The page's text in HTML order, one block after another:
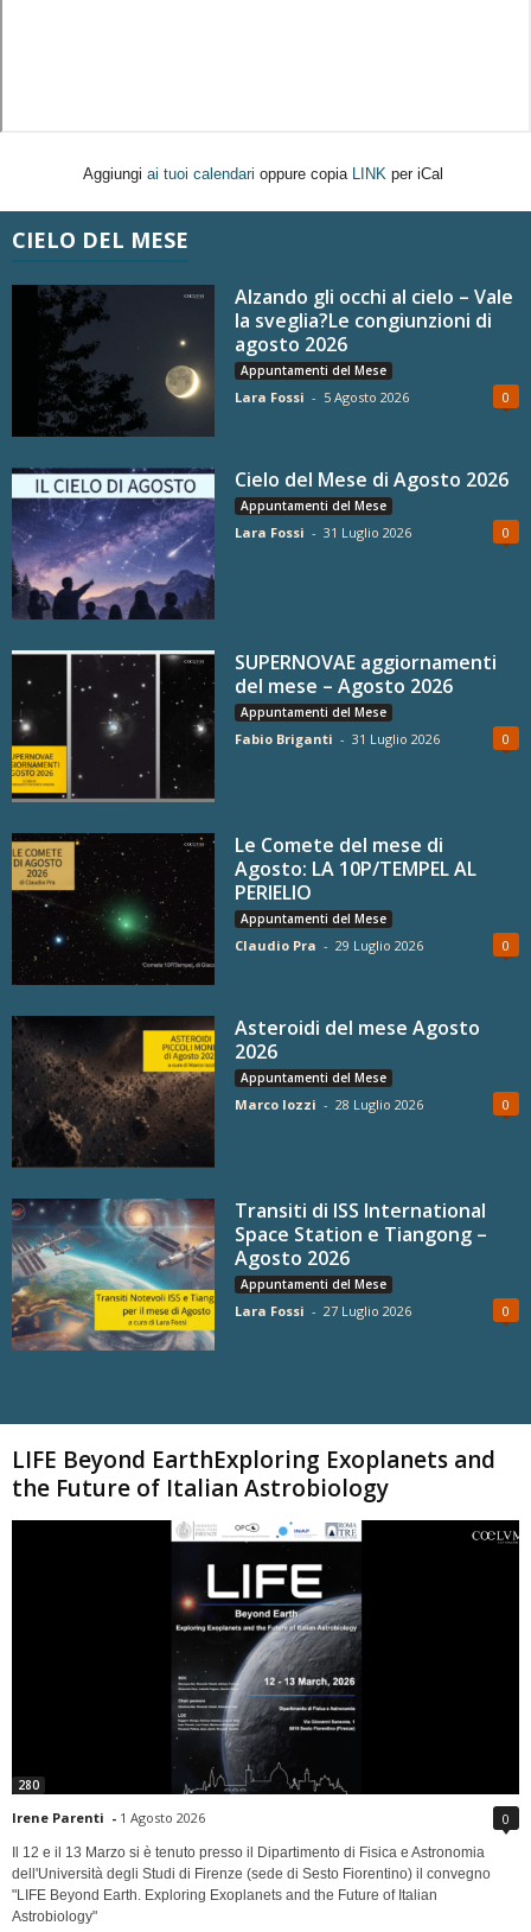
Aggiungi ai tuoi calendari oppure copia LINK per iCal
CIELO DEL MESE
Alzando gli occhi al cielo – Vale
la sveglia?Le congiunzioni di
agosto 2026
Appuntamenti del Mese
Lara Fossi - 5 Agosto 2026 0
Cielo del Mese di Agosto 2026
Appuntamenti del Mese
Lara Fossi - 31 Luglio 2026 0
SUPERNOVAE aggiornamenti
del mese – Agosto 2026
Appuntamenti del Mese
Fabio Briganti - 31 Luglio 2026 0
Le Comete del mese di
Agosto: LA 10P/TEMPEL AL
PERIELIO
Appuntamenti del Mese
Claudio Pra - 29 Luglio 2026 0
Asteroidi del mese Agosto
2026
Appuntamenti del Mese
Marco Iozzi - 28 Luglio 2026 0
Transiti di ISS International
Space Station e Tiangong –
Agosto 2026
Appuntamenti del Mese
Lara Fossi - 27 Luglio 2026 0
LIFE Beyond EarthExploring Exoplanets and
the Future of Italian Astrobiology
280
Irene Parenti - 1 Agosto 2026 0
Il 12 e il 13 Marzo si è tenuto presso il Dipartimento di Fisica e Astronomia
dell'Università degli Studi di Firenze (sede di Sesto Fiorentino) il convegno
"LIFE Beyond Earth. Exploring Exoplanets and the Future of Italian
Astrobiology"